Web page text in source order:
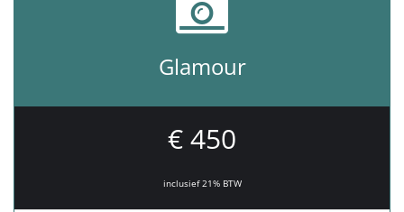
Glamour
€ 450
inclusief 21% BTW